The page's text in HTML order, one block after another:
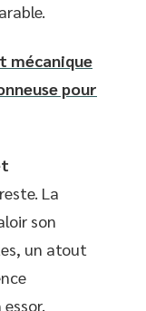
mécanique
pour
La
son
un atout